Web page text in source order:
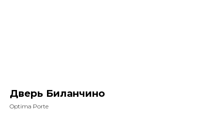
Дверь Биланчино
Optima Porte